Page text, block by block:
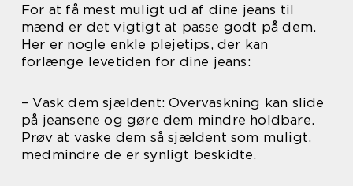
For at få mest muligt ud af dine jeans til
mænd er det vigtigt at passe godt på dem.
Her er nogle enkle plejetips, der kan
forlænge levetiden for dine jeans:
– Vask dem sjældent: Overvaskning kan slide
på jeansene og gøre dem mindre holdbare.
Prøv at vaske dem så sjældent som muligt,
medmindre de er synligt beskidte.